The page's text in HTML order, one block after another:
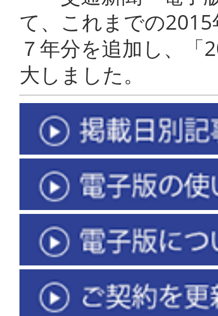
て、これまでの
７年分を追加し、「
大しまし